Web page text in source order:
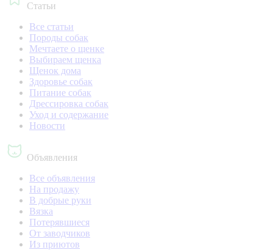
Статьи
Все статьи
Породы собак
Мечтаете о щенке
Выбираем щенка
Щенок дома
Здоровье собак
Питание собак
Дрессировка собак
Уход и содержание
Новости
Объявления
Все объявления
На продажу
В добрые руки
Вязка
Потерявшиеся
От заводчиков
Из приютов